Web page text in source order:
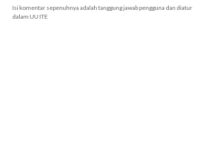
Isi komentar sepenuhnya adalah tanggung jawab pengguna dan diatur
dalam UU ITE